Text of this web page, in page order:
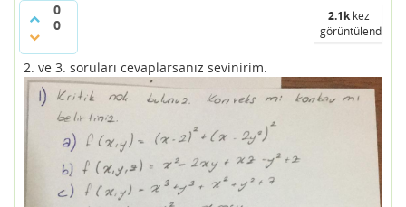
0
0
2.1kkez
görüntülendi
2. ve 3. soruları cevaplarsanız sevinirim.